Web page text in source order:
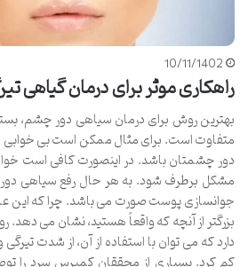
10/11/1402
راهکاری موثر برای درمان گیاهی
بهترین روش برای درمان سیاهی دور چشم،
متفاوت است. برای مثال ممکن است بی
دور چشمتان باشد. در اینصورت کافی است
مشکل برطرف شود. به هر حال رفع سیاهی
جوانسازی پوست صورت می باشد. چرا که این
بزرگتر از آنچه که واقعاً هستید، نشان می
دارد که می توان با استفاده از آن، از شدت